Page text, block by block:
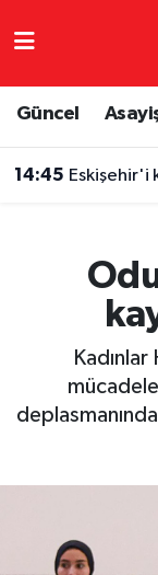
Güncel
14:45 Eskişehir'i
Eğitim
Ekonomi
Eskişehir
TFF 3.Lig
Tüm
Son